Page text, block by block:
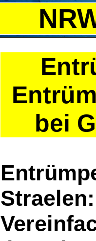
bei
Straelen: